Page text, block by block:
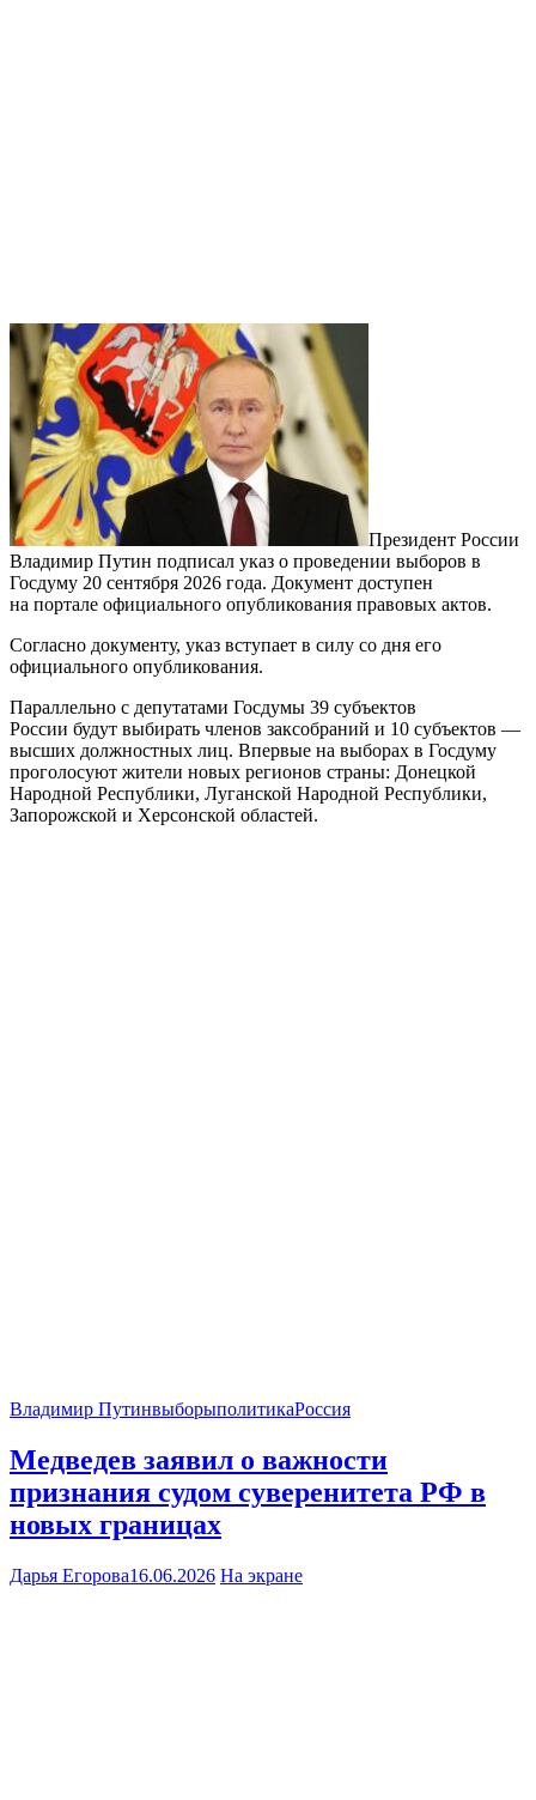
Президент России
Владимир Путин подписал указ о проведении выборов в
Госдуму 20 сентября 2026 года. Документ доступен
на портале официального опубликования правовых актов.
Согласно документу, указ вступает в силу со дня его
официального опубликования.
Параллельно с депутатами Госдумы 39 субъектов
России будут выбирать членов заксобраний и 10 субъектов —
высших должностных лиц. Впервые на выборах в Госдуму
проголосуют жители новых регионов страны: Донецкой
Народной Республики, Луганской Народной Республики,
Запорожской и Херсонской областей.
Владимир ПутинвыборыполитикаРоссия
Медведев заявил о важности
признания судом суверенитета РФ в
новых границах
Дарья Егорова16.06.2026 На экране